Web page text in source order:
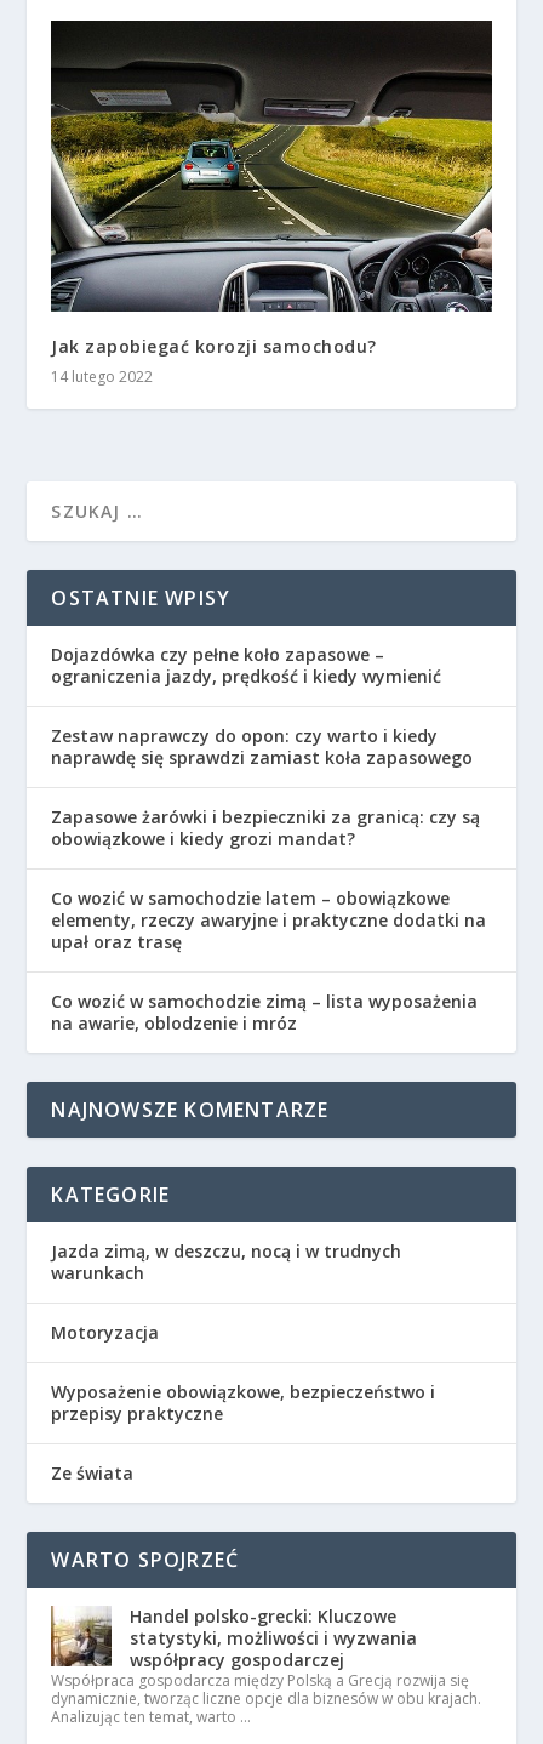
Jak zapobiegać korozji samochodu?
14 lutego 2022
OSTATNIE WPISY
Dojazdówka czy pełne koło zapasowe –
ograniczenia jazdy, prędkość i kiedy wymienić
Zestaw naprawczy do opon: czy warto i kiedy
naprawdę się sprawdzi zamiast koła zapasowego
Zapasowe żarówki i bezpieczniki za granicą: czy są
obowiązkowe i kiedy grozi mandat?
Co wozić w samochodzie latem – obowiązkowe
elementy, rzeczy awaryjne i praktyczne dodatki na
upał oraz trasę
Co wozić w samochodzie zimą – lista wyposażenia
na awarie, oblodzenie i mróz
NAJNOWSZE KOMENTARZE
KATEGORIE
Jazda zimą, w deszczu, nocą i w trudnych
warunkach
Motoryzacja
Wyposażenie obowiązkowe, bezpieczeństwo i
przepisy praktyczne
Ze świata
WARTO SPOJRZEĆ
Handel polsko-grecki: Kluczowe
statystyki, możliwości i wyzwania
współpracy gospodarczej
Współpraca gospodarcza między Polską a Grecją rozwija się
dynamicznie, tworząc liczne opcje dla biznesów w obu krajach.
Analizując ten temat, warto …